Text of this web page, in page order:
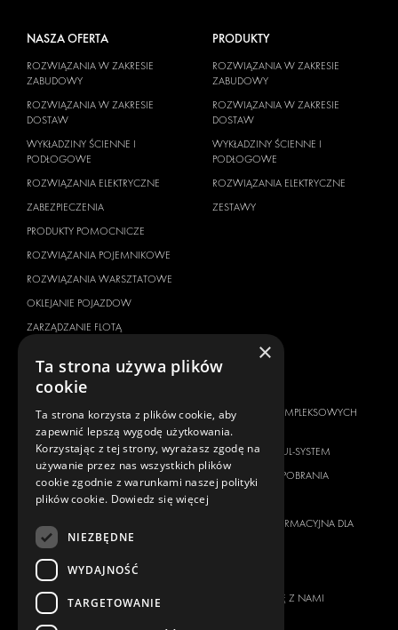
NASZA OFERTA
ROZWIĄZANIA W ZAKRESIE
ZABUDOWY
ROZWIĄZANIA W ZAKRESIE
DOSTAW
WYKŁADZINY ŚCIENNE I
PODŁOGOWE
ROZWIĄZANIA ELEKTRYCZNE
ZABEZPIECZENIA
PRODUKTY POMOCNICZE
ROZWIĄZANIA POJEMNIKOWE
ROZWIĄZANIA WARSZTATOWE
OKLEJANIE POJAZDOW
ZARZĄDZANIE FLOTĄ
PRODUKTY
ROZWIĄZANIA W ZAKRESIE
ZABUDOWY
ROZWIĄZANIA W ZAKRESIE
DOSTAW
WYKŁADZINY ŚCIENNE I
PODŁOGOWE
ROZWIĄZANIA ELEKTRYCZNE
ZESTAWY
MARKA POJAZDU
CITROËN
DACIA
FIAT
FORD
HYUNDAI
IVECO
MAXUS
MERCEDES
DOSTAWCA KOMPLEKSOWYCH
ROZWIĄZAŃ
O FIRMIE MODUL-SYSTEM
MATERIAŁY DO POBRANIA
KLAUZULA INFORMACYJNA DLA
SKONTAKTUJ SIĘ Z NAMI
×
Ta strona używa plików
cookie
Ta strona korzysta z plików cookie, aby
zapewnić lepszą wygodę użytkowania.
Korzystając z tej strony, wyrażasz zgodę na
używanie przez nas wszystkich plików
cookie zgodnie z warunkami naszej polityki
plików cookie. Dowiedz się więcej
NIEZBĘDNE
WYDAJNOŚĆ
TARGETOWANIE